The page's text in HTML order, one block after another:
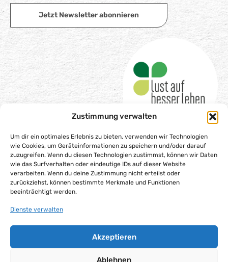
Zustimmung verwalten
Um dir ein optimales Erlebnis zu bieten, verwenden wir Technologien
wie Cookies, um Geräteinformationen zu speichern und/oder darauf
zuzugreifen. Wenn du diesen Technologien zustimmst, können wir Daten
wie das Surfverhalten oder eindeutige IDs auf dieser Website
verarbeiten. Wenn du deine Zustimmung nicht erteilst oder
zurückziehst, können bestimmte Merkmale und Funktionen
beeinträchtigt werden.
Dienste verwalten
Akzeptieren
Ablehnen
Jetzt Newsletter abonnieren
Impressum
Datenschutzerklärung
Barrierefreiheitserklärung
Gesellschaftsvertrag
Cookie-Richtlinie (EU)
Alle Rechte vorbehalten – Lust auf besser leben gGmbH,